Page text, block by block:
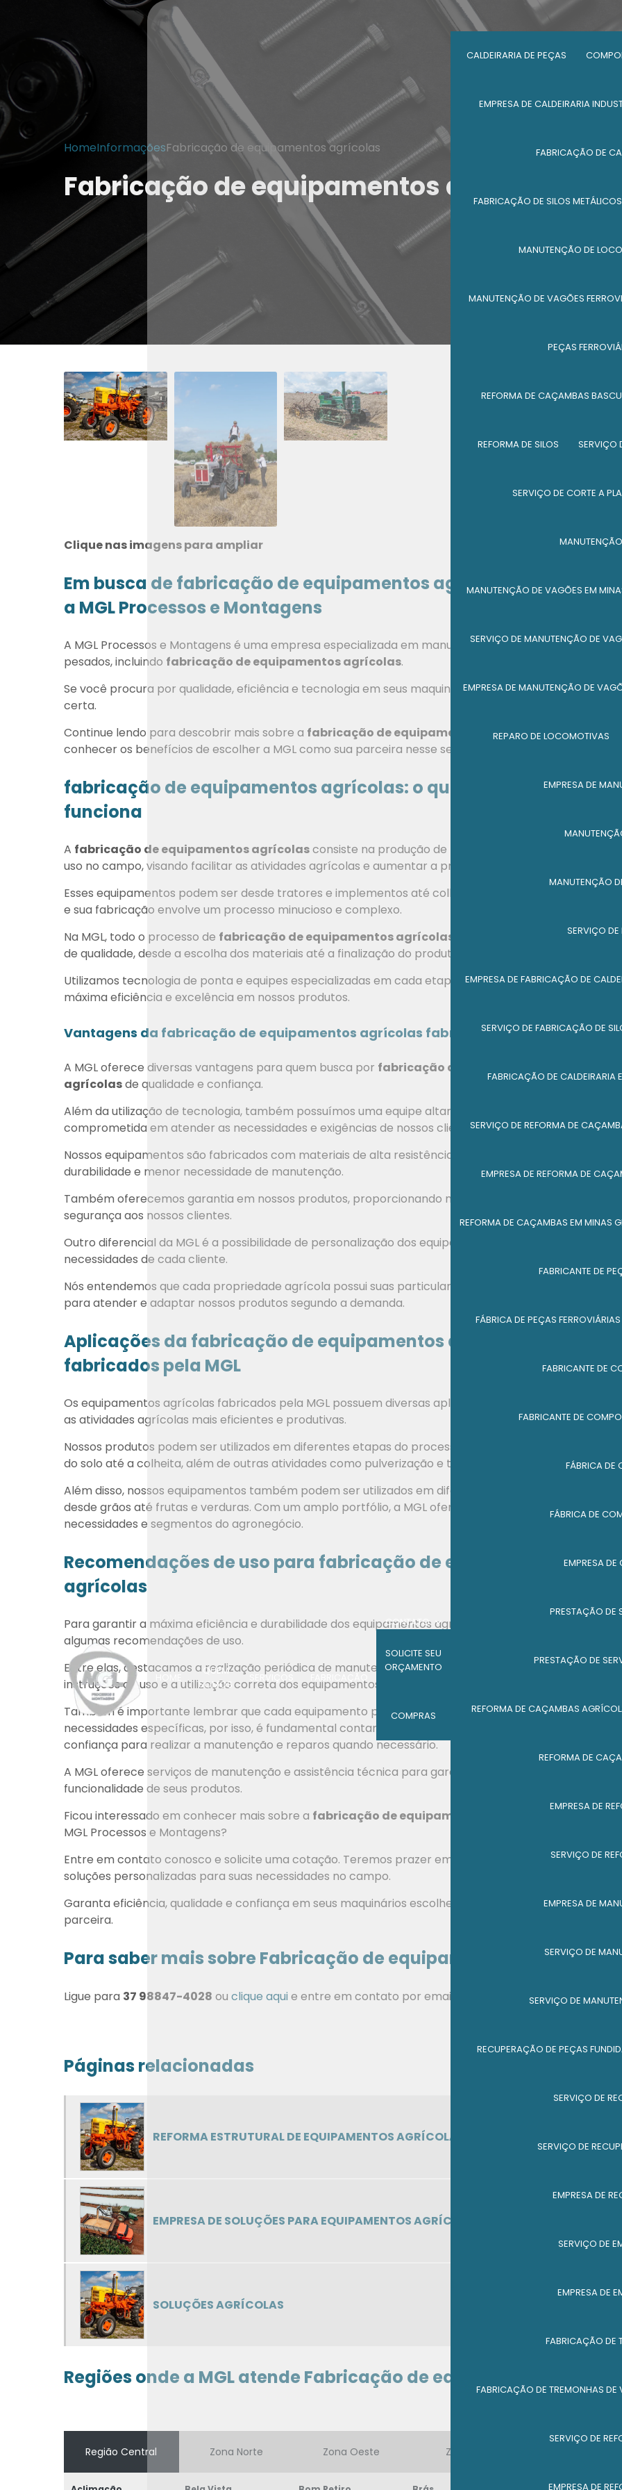
QUEM
SOMOS
SERVIÇOS FABRICAÇÃO
CONTATO
SOLICITE SEU
ORÇAMENTO
COMPRAS
CALDEIRARIA DE PEÇAS
EMPRESA DE CALDEIRARIA
FABRICAÇÃO DE
FABRICAÇÃO DE SILOS METÁLICOS
MANUTENÇÃO DE
MANUTENÇÃO DE VAGÕES
PEÇAS
REFORMA DE CAÇAMBAS
REFORMA DE SILOS SERVIÇO
SERVIÇO DE CORTE A
MANUTENÇÃO DE VAGÕES EM
SERVIÇO DE MANUTENÇÃO DE
EMPRESA DE MANUTENÇÃO DE
REPARO DE LOCOMOTIVAS
EMPRESA DE
MANUTENÇÃO
SERVIÇO
EMPRESA DE FABRICAÇÃO DE
SERVIÇO DE FABRICAÇÃO DE
FABRICAÇÃO DE CALDEIRARIA
SERVIÇO DE REFORMA DE
EMPRESA DE REFORMA DE
REFORMA DE CAÇAMBAS EM MINAS
FABRICANTE DE
FÁBRICA DE PEÇAS FERROVIÁRIAS
FABRICANTE DE
FABRICANTE DE
FÁBRICA DE
FÁBRICA DE
EMPRESA DE
PRESTAÇÃO DE
PRESTAÇÃO DE
REFORMA DE CAÇAMBAS
REFORMA DE
EMPRESA DE
SERVIÇO DE
EMPRESA DE
SERVIÇO DE
SERVIÇO DE
RECUPERAÇÃO DE PEÇAS
SERVIÇO DE
SERVIÇO DE
EMPRESA DE
SERVIÇO DE
EMPRESA DE
FABRICAÇÃO DE
FABRICAÇÃO DE TREMONHAS DE
SERVIÇO DE
EMPRESA DE
HomeInformaçõesFabricação de equipamentos agrícolas
Fabricação de equipamentos agrícolas
Clique nas imagens para ampliar
Em busca de fabricação de equipamentos agrícolas? Conheça
a MGL Processos e Montagens
A MGL Processos e Montagens é uma empresa especializada em manutenção de maquinários
pesados, incluindo fabricação de equipamentos agrícolas.
Se você procura por qualidade, eficiência e tecnologia em seus maquinários, a MGL é a escolha
certa.
Continue lendo para descobrir mais sobre a fabricação de equipamentos agrícolase
conhecer os benefícios de escolher a MGL como sua parceira nesse segmento.
fabricação de equipamentos agrícolas: o que é e como
funciona
A fabricação de equipamentos agrícolasconsiste na produção de maquinários destinados ao
uso no campo, visando facilitar as atividades agrícolas e aumentar a produtividade.
Esses equipamentos podem ser desde tratores e implementos até colheitadeiras e pulverizadores,
e sua fabricação envolve um processo minucioso e complexo.
Na MGL, todo o processo de fabricação de equipamentos agrícolas
segue rigorosos padrões
de qualidade, desde a escolha dos materiais até a finalização do produto.
Utilizamos tecnologia de ponta e equipes especializadas em cada etapa do processo, garantindo
máxima eficiência e excelência em nossos produtos.
Vantagens da fabricação de equipamentos agrícolas fabricados pela MGL
A MGL oferece diversas vantagens para quem busca por fabricação de equipamentos
agrícolasde qualidade e confiança.
Além da utilização de tecnologia, também possuímos uma equipe altamente qualificada e
comprometida em atender as necessidades e exigências de nossos clientes.
Nossos equipamentos são fabricados com materiais de alta resistência, garantindo maior
durabilidade e menor necessidade de manutenção.
Também oferecemos garantia em nossos produtos, proporcionando mais tranquilidade e
segurança aos nossos clientes.
Outro diferencial da MGL é a possibilidade de personalização dos equipamentos conforme as
necessidades de cada cliente.
Nós entendemos que cada propriedade agrícola possui suas particularidades e estamos prontos
para atender e adaptar nossos produtos segundo a demanda.
Aplicações da fabricação de equipamentos agrícolas
fabricados pela MGL
Os equipamentos agrícolas fabricados pela MGL possuem diversas aplicações no campo, tornando
as atividades agrícolas mais eficientes e produtivas.
Nossos produtos podem ser utilizados em diferentes etapas do processo agrícola, desde o preparo
do solo até a colheita, além de outras atividades como pulverização e transporte de cargas.
Além disso, nossos equipamentos também podem ser utilizados em diferentes tipos de culturas,
desde grãos até frutas e verduras. Com um amplo portfólio, a MGL oferece soluções para diversas
necessidades e segmentos do agronegócio.
Recomendações de uso para fabricação de equipamentos
agrícolas
Para garantir a máxima eficiência e durabilidade dos equipamentos agrícolas, é importante seguir
algumas recomendações de uso.
Entre elas, destacamos a realização periódica de manutenções preventivas, o cumprimento das
instruções de uso e a utilização correta dos equipamentos.
Também é importante lembrar que cada equipamento possui suas particularidades e
necessidades específicas, por isso, é fundamental contar com uma equipe especializada e de
confiança para realizar a manutenção e reparos quando necessário.
A MGL oferece serviços de manutenção e assistência técnica para garantir a qualidade e
funcionalidade de seus produtos.
Ficou interessado em conhecer mais sobre a fabricação de equipamentos agrícolas
MGL Processos e Montagens?
Entre em contato conosco e solicite uma cotação. Teremos prazer em atendê-lo e oferecer
soluções personalizadas para suas necessidades no campo.
Garanta eficiência, qualidade e confiança em seus maquinários escolhendo a MGL como sua
parceira.
Para saber mais sobre Fabricação de equipamentos agrícolas
Ligue para 37 98847-4028 ou clique aqui e entre em contato por email.
Páginas relacionadas
REFORMA ESTRUTURAL DE EQUIPAMENTOS AGRÍCOLAS
EMPRESA DE SOLUÇÕES PARA EQUIPAMENTOS AGRÍCOLAS
SOLUÇÕES AGRÍCOLAS
Regiões onde a MGL atende Fabricação de equipamentos
Região Central Zona Norte Zona Oeste Zona Sul